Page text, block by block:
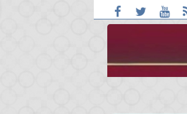
   بالقاهرة 38 درجة